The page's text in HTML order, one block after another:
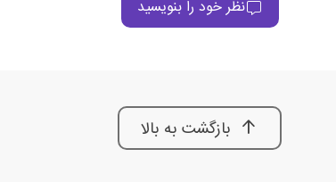
نظر خود را بنویسید
بازگشت به بالا